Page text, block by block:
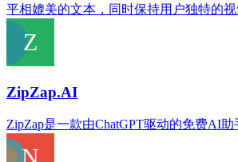
平相媲美的文本，同时保持用户独特的
ZipZap.AI
ZipZap是一款由ChatGPT驱动的免费AI